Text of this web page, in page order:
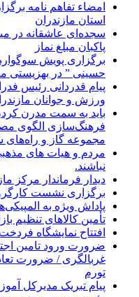
امضاء تفاهم نامه
استان مازندران
سجده‌ای عاشقانه در
پاکبان مبلغ نماز
برگزاری پویش
حسینی ” در بهزیستی
پیام قدردانی رئیس
ورزش و جوانان
باید به سمت مدرن
فرهنگ‌سازی الگوی
مجموعه گاز و راه‌های
مردم و هیات های
نباشند.
دیدار فرماندار مرکز
برگزاری نشست
پاداش ویژه به
تأمین کالاهای تنظیم
افتتاح نمایشگاه
ضرورت ورود تامین
غربالگری / ضرورت
تورم
پیام تبریک مدیرکل